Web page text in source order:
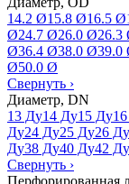
14.2 Ø15.8 Ø16.5 Ø
Ø24.7 Ø26.0 Ø26.3
Ø36.4 Ø38.0 Ø39.0
Ø50.0 Ø
Свернуть ›
Диаметр, DN
13 Ду14 Ду15 Ду
Ду24 Ду25 Ду26 Ду
Ду38 Ду40 Ду42 Ду
Свернуть ›
Перфорированная